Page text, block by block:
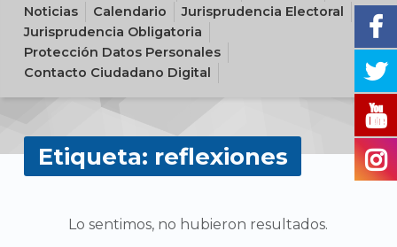
Noticias
Calendario
Jurisprudencia Electoral
Jurisprudencia Obligatoria
Protección Datos Personales
Contacto Ciudadano Digital
Etiqueta: reflexiones
Lo sentimos, no hubieron resultados.